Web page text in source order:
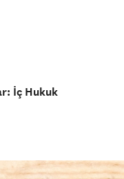
İç Hukuk